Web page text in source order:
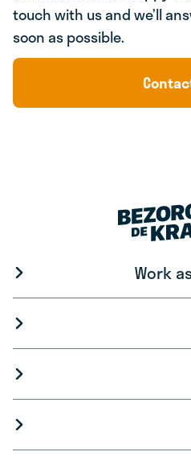
touch with us and we’ll
soon as possible.
Work